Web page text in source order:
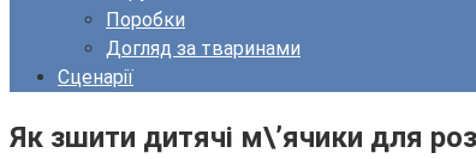
Поробки
Догляд за тваринами
Сценарії
Як зшити дитячі м\’ячики для